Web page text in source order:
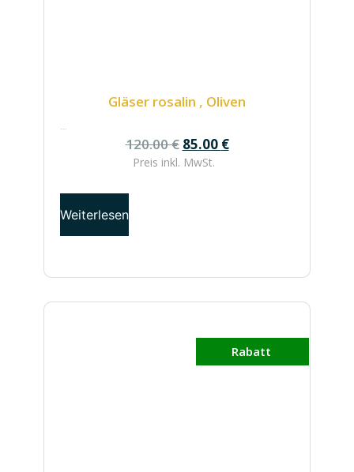
Gläser rosalin , Oliven
120.00 €
120.00€ 85.00 €
Preis inkl. MwSt.
Weiterlesen
Rabatt